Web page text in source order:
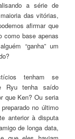
a série de
das vitórias,
afirmar que
como base apenas
“ganha” um
tenham se
Ryu tenha saído
que Ken? Ou seria
no último
anterior à disputa
de longa data,